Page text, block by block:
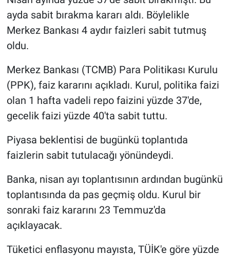
ayda sabit bırakma kararı aldı. Böylelikle
Merkez Bankası 4 aydır faizleri sabit tutmuş
oldu.
Merkez Bankası (TCMB) Para Politikası Kurulu
(PPK), faiz kararını açıkladı. Kurul, politika faizi
olan 1 hafta vadeli repo faizini yüzde 37'de,
gecelik faizi yüzde 40'ta sabit tuttu.
Piyasa beklentisi de bugünkü toplantıda
faizlerin sabit tutulacağı yönündeydi.
Banka, nisan ayı toplantısının ardından bugünkü
toplantısında da pas geçmiş oldu. Kurul bir
sonraki faiz kararını 23 Temmuz'da
açıklayacak.
Tüketici enflasyonu mayısta, TÜİK'e göre yüzde